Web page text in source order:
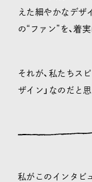
えた細やかなデザ
の“ファン”を、着
それが、私たちス
ザイン」なのだと思
私がこのインタビ